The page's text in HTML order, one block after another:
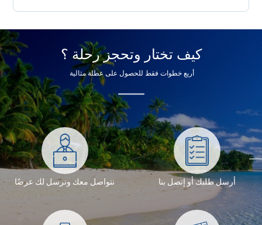
كيف تختار وتحجز رحلة ؟
أربع خطوات فقط للحصول على عطلة مثالية
أرسل طلبك أو إتصل بنا نتواصل معك ونرسل لك عرضًا